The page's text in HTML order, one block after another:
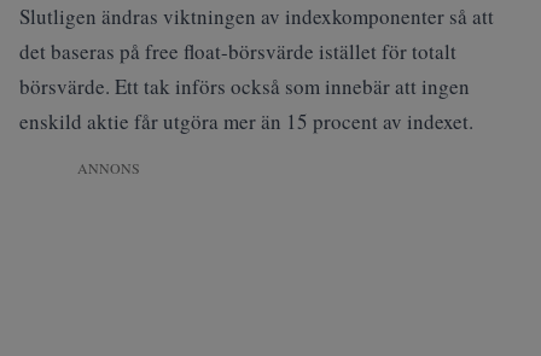
Slutligen ändras viktningen av indexkomponenter så att
det baseras på free float-börsvärde istället för totalt
börsvärde. Ett tak införs också som innebär att ingen
enskild aktie får utgöra mer än 15 procent av indexet.
ANNONS